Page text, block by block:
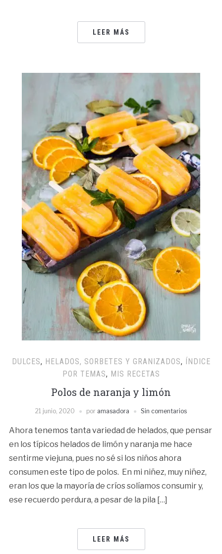
LEER MÁS
DULCES, HELADOS, SORBETES Y GRANIZADOS, ÍNDICE
POR TEMAS, MIS RECETAS
Polos de naranja y limón
21 junio, 2020 por amasadora Sin comentarios
Ahora tenemos tanta variedad de helados, que pensar
en los típicos helados de limón y naranja me hace
sentirme viejuna, pues no sé si los niños ahora
consumen este tipo de polos. En mi niñez, muy niñez,
eran los que la mayoría de críos solíamos consumir y,
ese recuerdo perdura, a pesar de la pila […]
LEER MÁS